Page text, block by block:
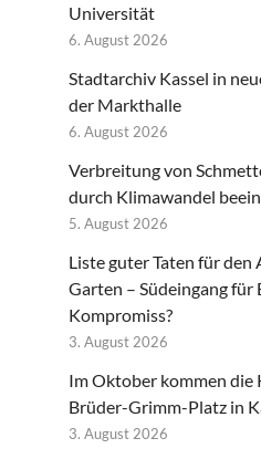
Universität
6. August 2026
Stadtarchiv Kassel in
der Markthalle
6. August 2026
Verbreitung von
durch Klimawandel
5. August 2026
Liste guter Taten für
Garten – Südeingang für
Kompromiss?
3. August 2026
Im Oktober kommen die
Brüder-Grimm-Platz in
3. August 2026